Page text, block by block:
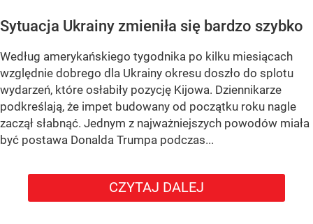
Sytuacja Ukrainy zmieniła się bardzo szybko
Według amerykańskiego tygodnika po kilku miesiącach
względnie dobrego dla Ukrainy okresu doszło do splotu
wydarzeń, które osłabiły pozycję Kijowa. Dziennikarze
podkreślają, że impet budowany od początku roku nagle
zaczął słabnąć. Jednym z najważniejszych powodów miała
być postawa Donalda Trumpa podczas...
CZYTAJ DALEJ